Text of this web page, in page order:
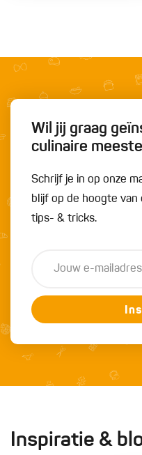
Wil jij graag
culinaire
Schrijf je in op onze
blijf op de hoogte
tips- & tricks.
Inspiratie &